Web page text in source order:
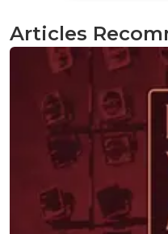
Ce que je
rien. Alors
dont il a
personnes
0 +
Il ne me manque
son besoin de
Articles